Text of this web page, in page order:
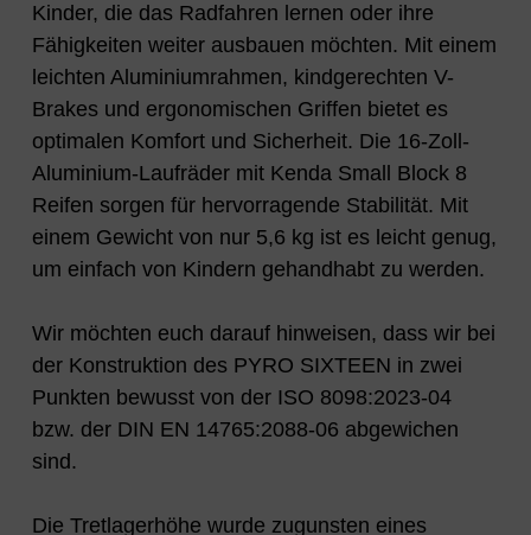
Kinder, die das Radfahren lernen oder ihre
Fähigkeiten weiter ausbauen möchten. Mit einem
leichten Aluminiumrahmen, kindgerechten V-
Brakes und ergonomischen Griffen bietet es
optimalen Komfort und Sicherheit. Die 16-Zoll-
Aluminium-Laufräder mit Kenda Small Block 8
Reifen sorgen für hervorragende Stabilität. Mit
einem Gewicht von nur 5,6 kg ist es leicht genug,
um einfach von Kindern gehandhabt zu werden.
Wir möchten euch darauf hinweisen, dass wir bei
der Konstruktion des PYRO SIXTEEN in zwei
Punkten bewusst von der ISO 8098:2023-04
bzw. der DIN EN 14765:2088-06 abgewichen
sind.
Die Tretlagerhöhe wurde zugunsten eines